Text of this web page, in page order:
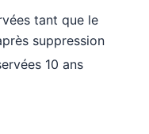
tant que le
suppression
10 ans